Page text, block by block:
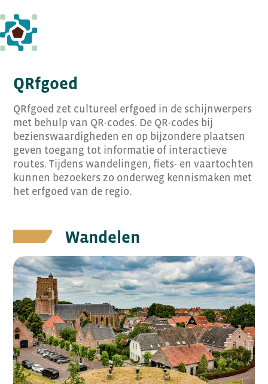
QRfgoed
QRfgoed zet cultureel erfgoed in de schijnwerpers
met behulp van QR-codes. De QR-codes bij
bezienswaardigheden en op bijzondere plaatsen
geven toegang tot informatie of interactieve
routes. Tijdens wandelingen, fiets- en vaartochten
kunnen bezoekers zo onderweg kennismaken met
het erfgoed van de regio.
Wandelen